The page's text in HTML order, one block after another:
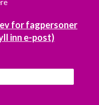
for fagpersoner
inn e-post)